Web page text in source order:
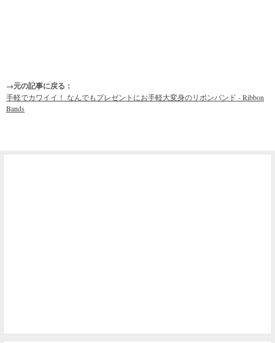
→元の記事に戻る：
手軽でカワイイ！ なんでもプレゼントにお手軽大変身のリボンバンド - Ribbon
Bands